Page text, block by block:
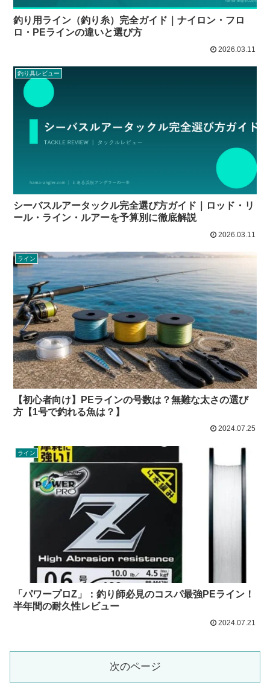
釣り用ライン（釣り糸）完全ガイド｜ナイロン・フロ
ロ・PEラインの違いと選び方
2026.03.11
釣り具レビュー
シーバスルアータックル完全選び方ガイド｜ロッド・リ
ール・ライン・ルアーを予算別に徹底解説
2026.03.11
ライン
【初心者向け】PEラインの号数は？無難な太さの選び
方【1号で釣れる魚は？】
2024.07.25
ライン
「パワープロZ」：釣り師必見のコスパ最強PEライン！
半年間の耐久性レビュー
2024.07.21
次のページ